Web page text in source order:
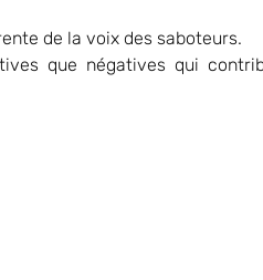
de la voix des saboteurs.
que négatives qui